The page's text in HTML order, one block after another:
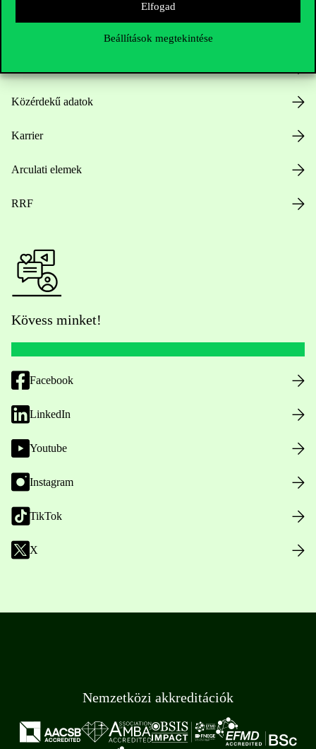
Elfogad
Beállítások megtekintése
Közérdekű adatok
Karrier
Arculati elemek
RRF
Kövess minket!
Facebook
LinkedIn
Youtube
Instagram
TikTok
X
Nemzetközi akkreditációk